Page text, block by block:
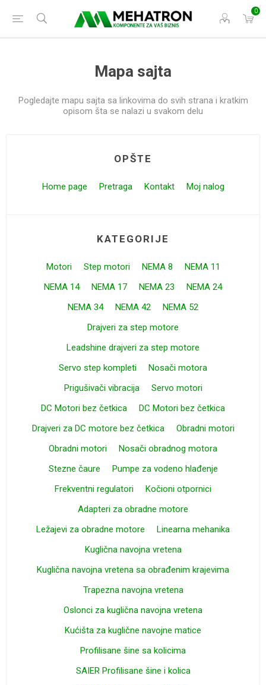
0
Mapa sajta
Pogledajte mapu sajta sa linkovima do svih strana i kratkim
opisom šta se nalazi u svakom delu
OPŠTE
Home page Pretraga Kontakt Moj nalog
KATEGORIJE
Motori Step motori NEMA 8
NEMA 11
NEMA 14
NEMA 17 NEMA 23
NEMA 24
NEMA 34
NEMA 42
NEMA 52
Drajveri za step motore
Leadshine drajveri za step motore
Servo step kompleti
Nosači motora
Prigušivači vibracija
Servo motori
DC Motori bez četkica
DC Motori bez četkica
Drajveri za DC motore bez četkica
Obradni motori
Obradni motori
Nosači obradnog motora
Stezne čaure
Pumpe za vodeno hlađenje
Frekventni regulatori
Kočioni otpornici
Adapteri za obradne motore
Ležajevi za obradne motore
Linearna mehanika
Kuglična navojna vretena
Kuglična navojna vretena sa obrađenim krajevima
Trapezna navojna vretena
Oslonci za kuglična navojna vretena
Kućišta za kuglične navojne matice
Profilisane šine sa kolicima
SAIER Profilisane šine i kolica